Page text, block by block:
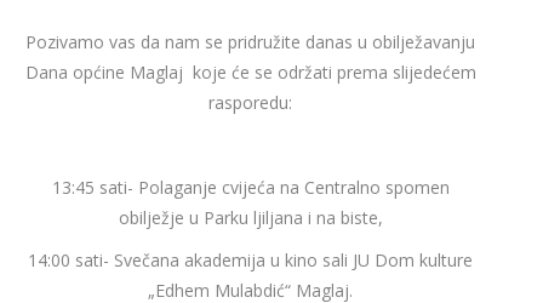
Pozivamo vas da nam se pridružite danas u obilježavanju
Dana općine Maglaj koje će se održati prema slijedećem
rasporedu:
13:45 sati- Polaganje cvijeća na Centralno spomen
obilježje u Parku ljiljana i na biste,
14:00 sati- Svečana akademija u kino sali JU Dom kulture
„Edhem Mulabdić“ Maglaj.